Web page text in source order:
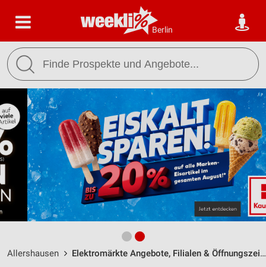
Berlin
Allershausen Elektromärkte Angebote, Filialen & Öffnungszeiten